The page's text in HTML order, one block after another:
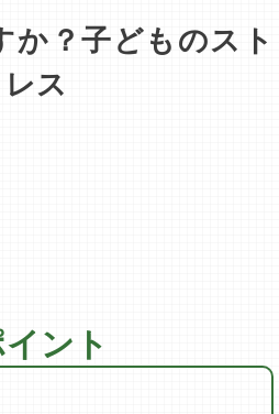
？子どものスト
ス